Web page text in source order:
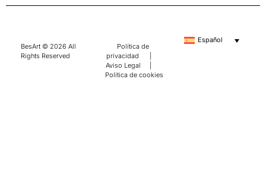
BesArt © 2026 All
Rights Reserved
Política de
privacidad
Aviso Legal
Política de cookies
Español